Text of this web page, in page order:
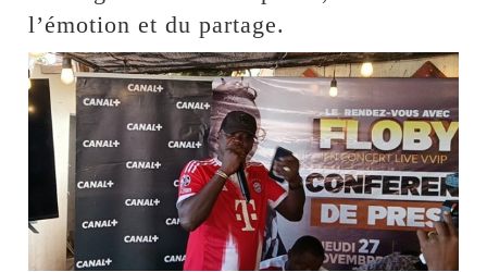
l’émotion et du partage.